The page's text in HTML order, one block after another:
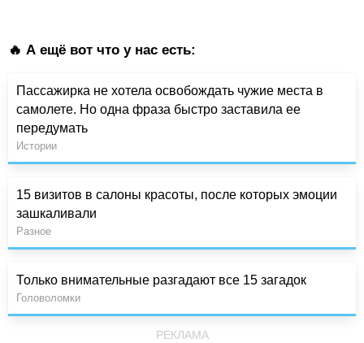
🔥 А ещё вот что у нас есть:
Пассажирка не хотела освобождать чужие места в
самолете. Но одна фраза быстро заставила ее
передумать
Истории
15 визитов в салоны красоты, после которых эмоции
зашкаливали
Разное
Только внимательные разгадают все 15 загадок
Головоломки
РЕКЛАМА